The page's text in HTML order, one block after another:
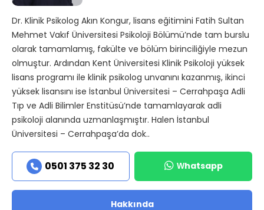
Dr. Klinik Psikolog Akın Kongur, lisans eğitimini Fatih Sultan
Mehmet Vakıf Üniversitesi Psikoloji Bölümü’nde tam burslu
olarak tamamlamış, fakülte ve bölüm birinciliğiyle mezun
olmuştur. Ardından Kent Üniversitesi Klinik Psikoloji yüksek
lisans programı ile klinik psikolog unvanını kazanmış, ikinci
yüksek lisansını ise İstanbul Üniversitesi – Cerrahpaşa Adli
Tıp ve Adli Bilimler Enstitüsü’nde tamamlayarak adli
psikoloji alanında uzmanlaşmıştır. Halen İstanbul
Üniversitesi – Cerrahpaşa’da dok..
0501 375 32 30 Whatsapp
Hakkında